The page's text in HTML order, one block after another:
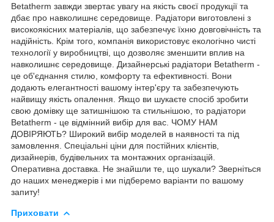
Betatherm завжди звертає увагу на якість своєї продукції та
дбає про навколишнє середовище. Радіатори виготовлені з
високоякісних матеріалів, що забезпечує їхню довговічність та
надійність. Крім того, компанія використовує екологічно чисті
технології у виробництві, що дозволяє зменшити вплив на
навколишнє середовище. Дизайнерські радіатори Betatherm -
це об'єднання стилю, комфорту та ефективності. Вони
додають елегантності вашому інтер'єру та забезпечують
найвищу якість опалення. Якщо ви шукаєте спосіб зробити
свою домівку ще затишнішою та стильнішою, то радіатори
Betatherm - це відмінний вибір для вас. ЧОМУ НАМ
ДОВІРЯЮТЬ? Широкий вибір моделей в наявності та під
замовлення. Спеціальні ціни для постійних клієнтів,
дизайнерів, будівельних та монтажних організацій.
Оперативна доставка. Не знайшли те, що шукали? Зверніться
до наших менеджерів і ми підберемо варіанти по вашому
запиту!
Приховати